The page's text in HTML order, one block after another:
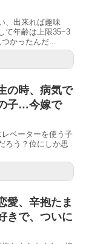
、出来れば趣味
て年齢は上限35~3
かったんだ...
の時、病気で
子…今嫁で
ベーターを使う子
ろう？位にしか思
愛、辛抱たま
きで、ついに